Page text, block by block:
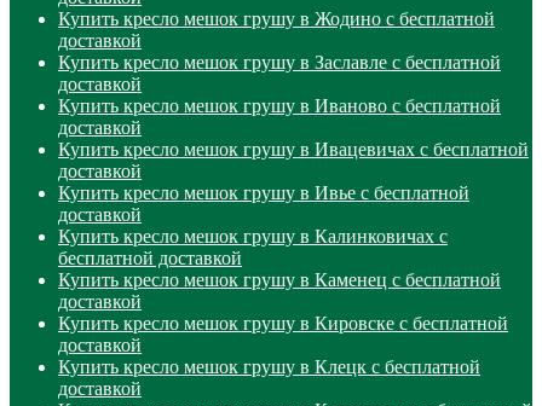
Купить кресло мешок грушу в Жодино с бесплатной
доставкой
Купить кресло мешок грушу в Заславле с бесплатной
доставкой
Купить кресло мешок грушу в Иваново с бесплатной
доставкой
Купить кресло мешок грушу в Ивацевичах с бесплатной
доставкой
Купить кресло мешок грушу в Ивье с бесплатной
доставкой
Купить кресло мешок грушу в Калинковичах с
бесплатной доставкой
Купить кресло мешок грушу в Каменец с бесплатной
доставкой
Купить кресло мешок грушу в Кировске с бесплатной
доставкой
Купить кресло мешок грушу в Клецк с бесплатной
доставкой